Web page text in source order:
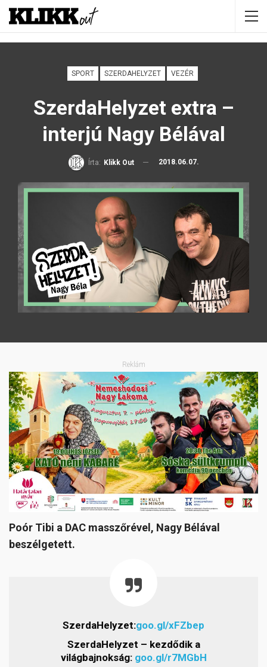
SPORT SZERDAHELYZET VEZÉR
SzerdaHelyzet extra –
interjú Nagy Bélával
Írta: Klikk Out 2018.06.07.
Reklám
Poór Tibi a DAC masszőrével, Nagy Bélával
beszélgetett.
SzerdaHelyzet:goo.gl/xFZbep
SzerdaHelyzet – kezdődik a
világbajnokság: goo.gl/r7MGbH